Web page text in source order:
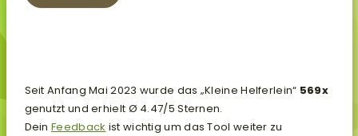
Seit Anfang Mai 2023 wurde das „Kleine Helferlein“ 569x
genutzt und erhielt Ø 4.47/5 Sternen.
Dein Feedback ist wichtig um das Tool weiter zu